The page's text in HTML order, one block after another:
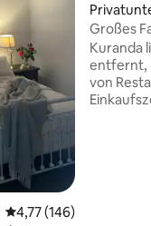
Durchschnittliche
4,77 (146)
Großes
Kuranda
entfernt,
von